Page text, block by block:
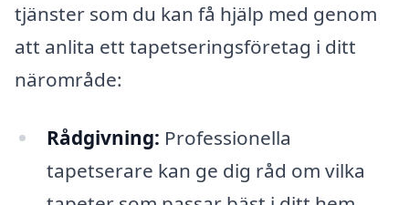
tjänster som du kan få hjälp med genom
att anlita ett tapetseringsföretag i ditt
närområde:
Rådgivning: Professionella
tapetserare kan ge dig råd om vilka